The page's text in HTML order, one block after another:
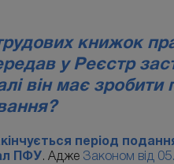
книжок
у Реєстр
він має зробити
період
ПФУ . Адже Законом від